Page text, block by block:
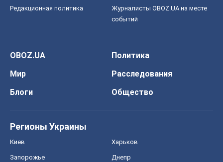
Редакционная политика
Журналисты OBOZ.UA на месте
событий
OBOZ.UA
Политика
Мир
Расследования
Блоги
Общество
Регионы Украины
Киев Харьков
Запорожье Днепр